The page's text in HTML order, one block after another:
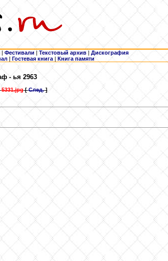
| Фестивали | Текстовый архив | Дискография
|Гостевая книга | Книга памяти
- ья 2963
5331.jpg[След.]